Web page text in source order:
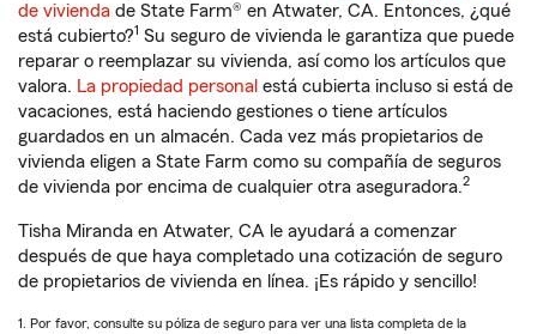
de vivienda de State Farm® en Atwater, CA. Entonces, ¿qué
está cubierto?1 Su seguro de vivienda le garantiza que puede
reparar o reemplazar su vivienda, así como los artículos que
valora. La propiedad personal está cubierta incluso si está de
vacaciones, está haciendo gestiones o tiene artículos
guardados en un almacén. Cada vez más propietarios de
vivienda eligen a State Farm como su compañía de seguros
de vivienda por encima de cualquier otra aseguradora.2
Tisha Miranda en Atwater, CA le ayudará a comenzar
después de que haya completado una cotización de seguro
de propietarios de vivienda en línea. ¡Es rápido y sencillo!
1. Por favor, consulte su póliza de seguro para ver una lista completa de la